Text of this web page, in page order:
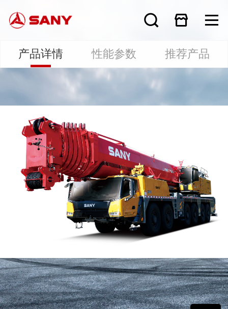
产品详情 性能参数 推荐产品